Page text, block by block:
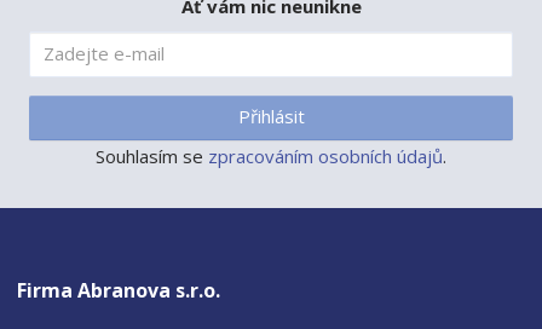
Ať vám nic neunikne
Přihlásit
Souhlasím se zpracováním osobních údajů.
Firma Abranova s.r.o.